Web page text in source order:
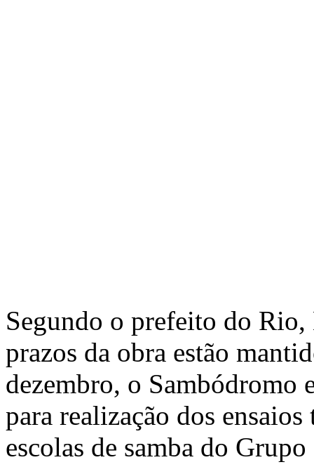
Segundo o prefeito do Rio,
prazos da obra estão
dezembro, o Sambódromo
para realização dos ensaios
escolas de samba do